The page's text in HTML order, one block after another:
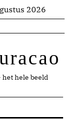
2026
het hele beeld